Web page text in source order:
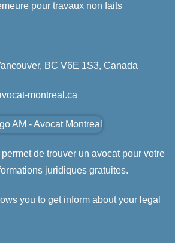
pour travaux non faits
BC V6E 1S3, Canada
montreal.ca
de trouver un avocat pour votre
juridiques gratuites.
you to get inform about your legal